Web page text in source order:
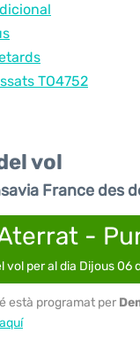
TO4752
vol
France des
-
vol per al dia Dijous 06
està programat per